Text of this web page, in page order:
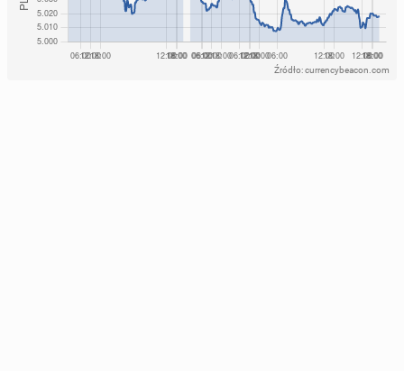
Źródło: currencybeacon.com